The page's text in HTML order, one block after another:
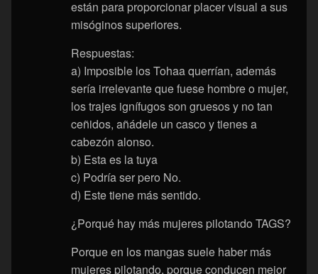
están para proporcionar placer visual a sus
misóginos superiores.
Respuestas:
a) Imposible los Tohaa querrían, además
sería irrelevante que fuese hombre o mujer,
los trajes ignífugos son gruesos y no tan
ceñidos, añádele un casco y tienes a
cabezón alonso.
b) Esta es la tuya
c) Podría ser pero No.
d) Este tiene más sentido.
¿Porqué hay más mujeres pilotando TAGS?
Porque en los mangas suele haber más
mujeres pilotando, porque conducen mejor